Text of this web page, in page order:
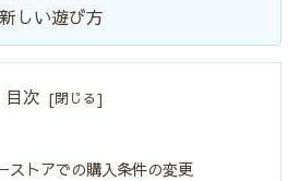
しい遊び方
目次
ストアでの購入条件の変更